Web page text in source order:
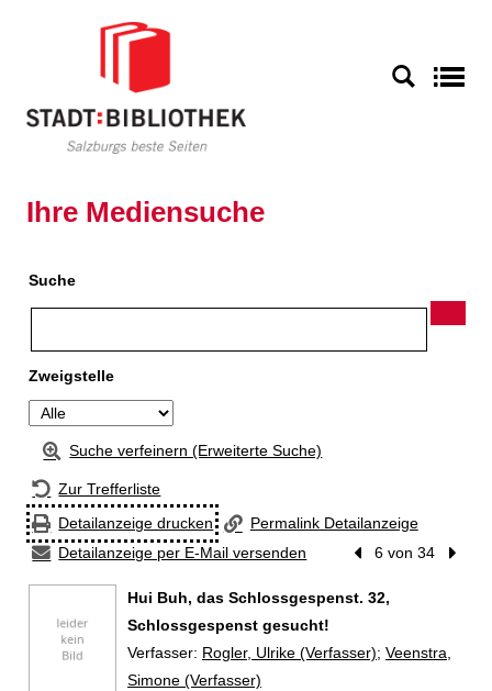
Ihre Mediensuche
Suche
Zweigstelle
Suche verfeinern (Erweiterte Suche)
Zur Trefferliste
Detailanzeige drucken
Permalink Detailanzeige
Detailanzeige per E-Mail versenden
Vorheriger Treffer
6 von 34
Hui Buh, das Schlossgespenst. 32,
Schlossgespenst gesucht!
Verfasser: Suche nach diesem Verfasser
Rogler, Ulrike (Verfasser); Veenstra,
Simone (Verfasser)